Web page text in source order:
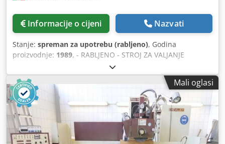
Informacije o cijeni Nazvati
Stanje: spreman za upotrebu (rabljeno), Godina
proizvodnje: 1989, - RABLJENO - STROJ ZA VALJANJE
PROFILA BROJ STANICA: br. 20 Csdszqwf Nopfx Ag Usrf
TEŽINA: 25000 kg UKUPNE DIMENZIJE: 7300 x 2400 x 1500
mm NAPOMENA: PROFIL: ŠIRINA OD 85 mm DO 670 mm;
DULJINA OD 2000 DO 5000 mm; DEBLJINA OD 0,6 DO 1,5
mm U AUTOMATSKOM RADU; 5 GLAVA S 4 STANICE;
PROIZVODNA LINIJA ZA IZRADU KABLOVSKIH KANALIZACIJA
I POKRIVAČA ZA KABLOVSKE ŽLJEBOVE; OPREMLJEN
SUSTAVOM VALJAKA ZA UTJEVARIVANJE I ISTOVARIVANJE.
Mali oglasi